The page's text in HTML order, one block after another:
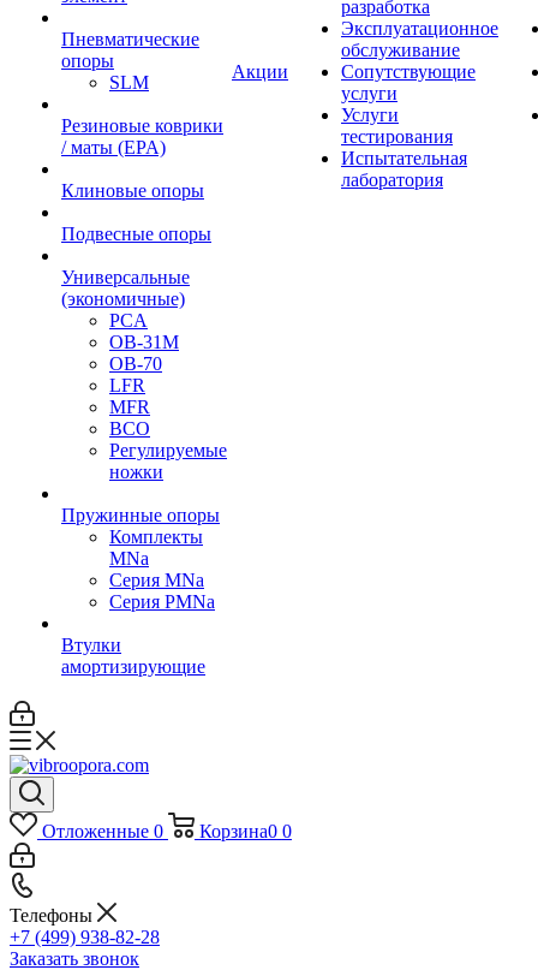
Пневматические
опоры
SLM
Резиновые коврики
/ маты (EPA)
Клиновые опоры
Подвесные опоры
Универсальные
(экономичные)
PCA
ОВ-31М
OB-70
LFR
MFR
ВСО
Регулируемые
ножки
Пружинные опоры
Комплекты
MNa
Серия MNa
Серия PMNa
Втулки
амортизирующие
Акции
разработка
Эксплуатационное
обслуживание
Сопутствующие
услуги
Услуги
тестирования
Испытательная
лаборатория
Отложенные 0 Корзина0 0
Телефоны
+7 (499) 938-82-28
Заказать звонок